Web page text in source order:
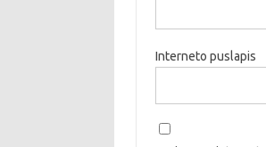
Interneto puslapis